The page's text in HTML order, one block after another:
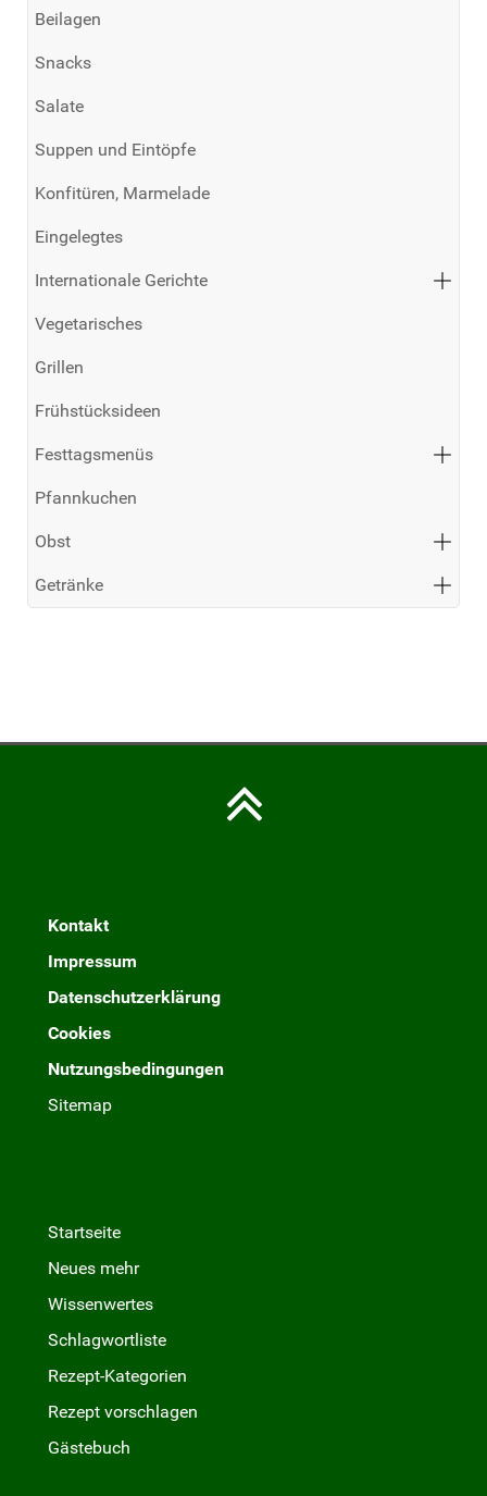
Beilagen
Snacks
Salate
Suppen und Eintöpfe
Konfitüren, Marmelade
Eingelegtes
Internationale Gerichte
Vegetarisches
Grillen
Frühstücksideen
Festtagsmenüs
Pfannkuchen
Obst
Getränke
Kontakt
Impressum
Datenschutzerklärung
Cookies
Nutzungsbedingungen
Sitemap
Startseite
Neues mehr
Wissenwertes
Schlagwortliste
Rezept-Kategorien
Rezept vorschlagen
Gästebuch